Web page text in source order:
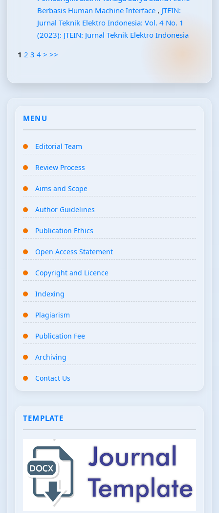
Berbasis Human Machine Interface , JTEIN:
Jurnal Teknik Elektro Indonesia: Vol. 4 No. 1
(2023): JTEIN: Jurnal Teknik Elektro Indonesia
1 2 3 4 > >>
MENU
Editorial Team
Review Process
Aims and Scope
Author Guidelines
Publication Ethics
Open Access Statement
Copyright and Licence
Indexing
Plagiarism
Publication Fee
Archiving
Contact Us
TEMPLATE